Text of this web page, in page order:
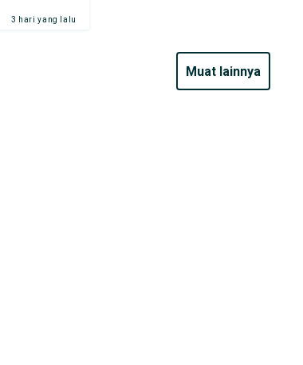
3 hari yang lalu
muat lainnya